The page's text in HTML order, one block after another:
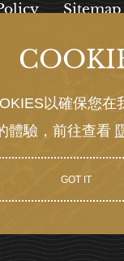
以確保您在
體驗，前往查看
GOT IT
Sitemap